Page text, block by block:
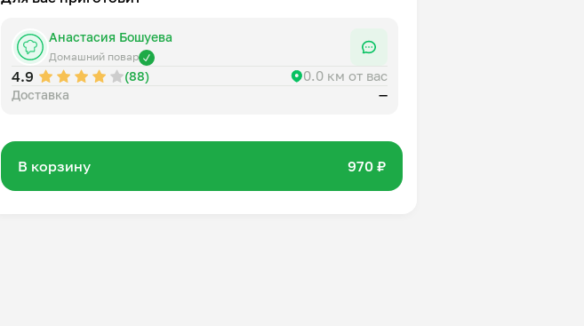
Анастасия Бошуева
Домашний повар
4.9 (88) 0.0 км от вас
Доставка —
В корзину 970 ₽